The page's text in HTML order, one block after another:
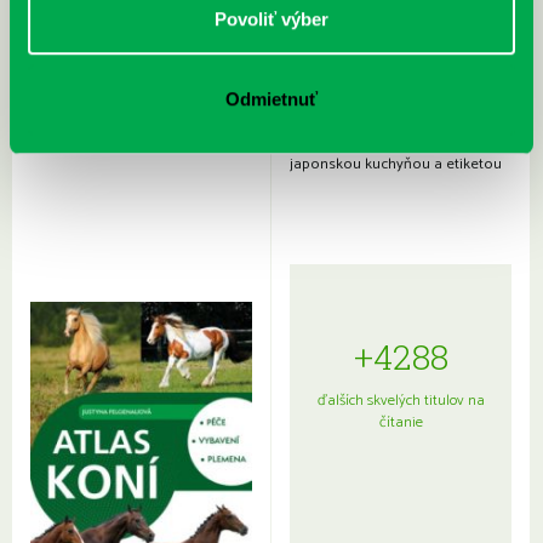
Povoliť výber
Odmietnuť
japonskou kuchyňou a etiketou
+4288
ďalších skvelých titulov na
čítanie